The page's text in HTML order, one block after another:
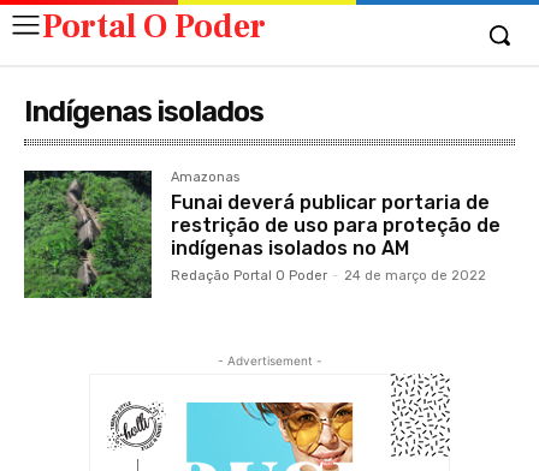
Portal O Poder
Indígenas isolados
Amazonas
Funai deverá publicar portaria de
restrição de uso para proteção de
indígenas isolados no AM
Redação Portal O Poder - 24 de março de 2022
- Advertisement -